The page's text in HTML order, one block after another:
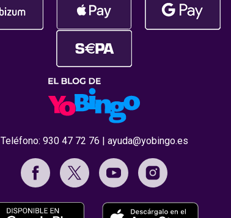
Teléfono: 930 47 72 76 | ayuda@yobingo.es